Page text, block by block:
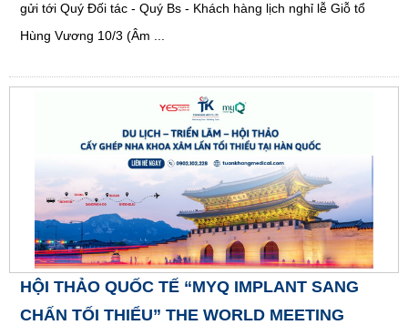
gửi tới Quý Đối tác - Quý Bs - Khách hàng lịch nghỉ lễ Giỗ tổ
Hùng Vương 10/3 (Âm ...
HỘI THẢO QUỐC TẾ “MYQ IMPLANT SANG
CHẤN TỐI THIỂU” THE WORLD MEETING